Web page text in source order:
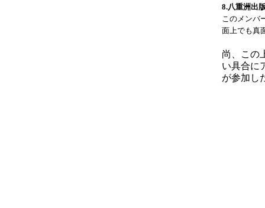
8.八重洲出
このメンバ
面上でも真
尚、この
い具合に
が参加し